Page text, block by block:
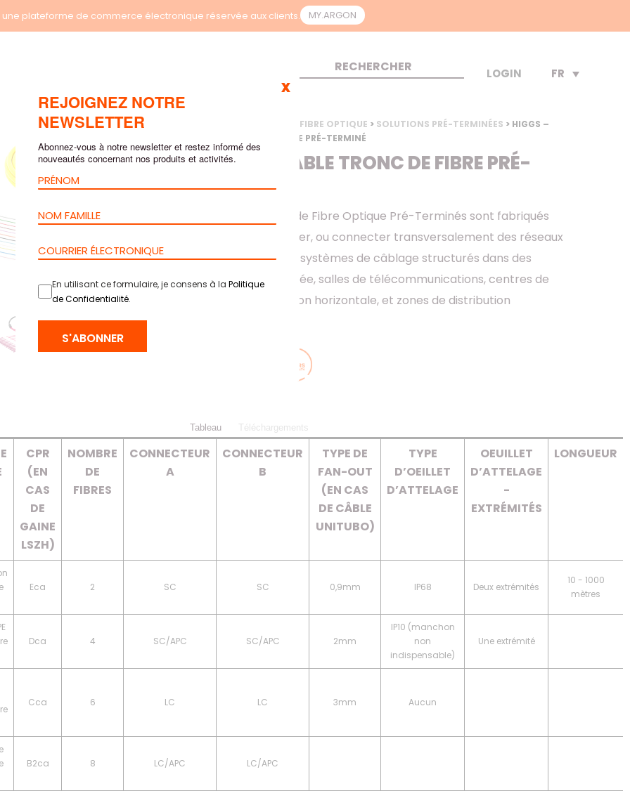
plateforme de commerce électronique réservée aux clients. MY.ARGON
LOGIN FR
FIBRE OPTIQUE > SOLUTIONS PRÉ-TERMINÉES > HIGGS –
CÂBLE TRONC DE FIBRE PRÉ-TERMINÉ
HIGGS – CÂBLE TRONC DE FIBRE PRÉ-
Les Câbles Tronc de Fibre Optique Pré-Terminés sont fabriqués
pour interconnecter, ou connecter transversalement des réseaux
de fibre au sein de systèmes de câblage structurés dans des
installations d’entrée, salles de télécommunications, centres de
données, distribution horizontale, et zones de distribution
Tableau Téléchargements
CPR
(EN
CAS
DE
GAINE
LSZH)
NOMBRE
DE
FIBRES
CONNECTEUR
A
CONNECTEUR
B
TYPE DE
FAN-OUT
(EN CAS
DE CÂBLE
UNITUBO)
TYPE
D’OEILLET
D’ATTELAGE
OEUILLET
D’ATTELAGE
-
EXTRÉMITÉS
LONGUEUR
Eca 2 SC SC 0,9mm IP68 Deux extrémités
10 - 1000
mètres
Dca 4 SC/APC SC/APC 2mm
IP10 (manchon
non
indispensable)
Une extrémité
Cca 6 LC LC 3mm Aucun
B2ca 8 LC/APC LC/APC
REJOIGNEZ NOTRE
NEWSLETTER
Abonnez-vous à notre newsletter et restez informé des
nouveautés concernant nos produits et activités.
En utilisant ce formulaire, je consens à la Politique
de Confidentialité.
S'ABONNER
x